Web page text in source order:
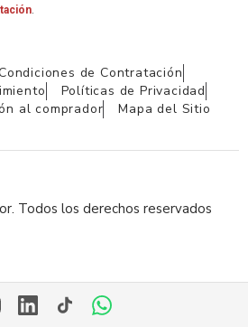
.
de Contratación
Políticas de Privacidad
al comprador Mapa del Sitio
Todos los derechos reservados